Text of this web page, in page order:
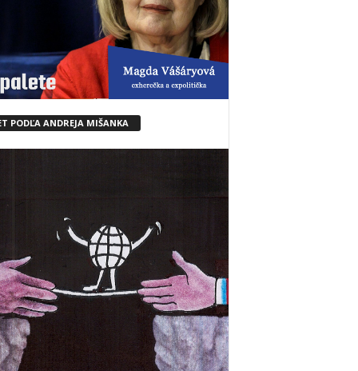
PODĽA ANDREJA MIŠANKA